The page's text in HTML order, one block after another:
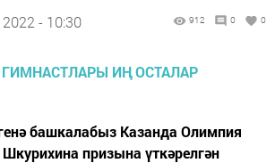
- 10:30 912 0 0
башкалабыз Казанда Олимпия
призына үткәрелгән